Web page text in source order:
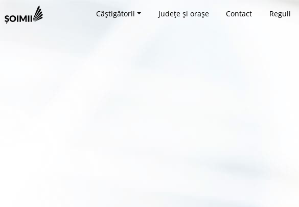
Câștigătorii Județe și orașe Contact Reguli